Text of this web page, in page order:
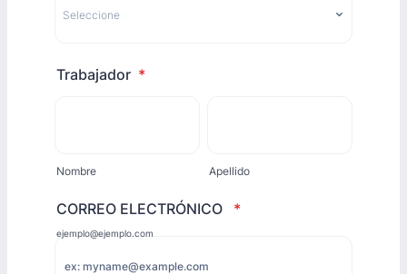
Trabajador *
Nombre Apellido
CORREO ELECTRÓNICO *
ejemplo@ejemplo.com